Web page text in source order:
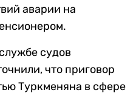
аварии на
судов
что приговор
Туркменяна в сфере